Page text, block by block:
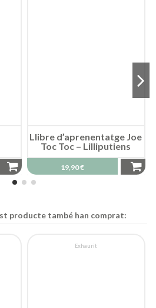
Llibre d’aprenentatge Joe
Toc Toc – Lilliputiens
19,90 €
producte també han comprat:
Exhaurit